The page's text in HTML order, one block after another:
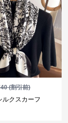
(割引前)
ルクスカーフ